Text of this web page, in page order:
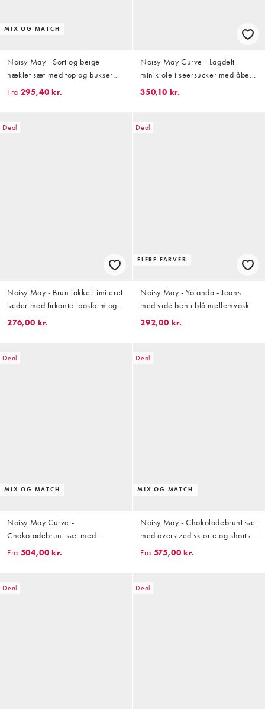
MIX OG MATCH
Noisy May - Sort og beige
hæklet sæt med top og bukser
med bølgemønster
Fra 295,40 kr.
Noisy May Curve - Lagdelt
minikjole i seersucker med åben
ryg med bindebånd og
350,10 kr.
Deal
Noisy May - Brun jakke i imiteret
læder med firkantet pasform og
kontrastdetaljer
276,00 kr.
Deal
FLERE FARVER
Noisy May - Yolanda - Jeans
med vide ben i blå mellemvask
292,00 kr.
Deal
MIX OG MATCH
Noisy May Curve -
Chokoladebrunt sæt med
oversized skjorte og shorts med
Fra 504,00 kr.
Deal
MIX OG MATCH
Noisy May - Chokoladebrunt sæt
med oversized skjorte og shorts
med blondekant
Fra 575,00 kr.
Deal Deal